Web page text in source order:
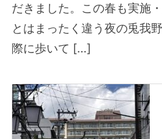
だきました。この春も実施
とはまったく違う夜の兎我
際に歩いて […]